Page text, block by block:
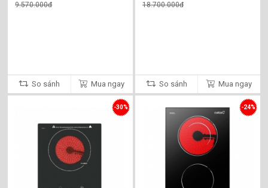
9.570.000đ
So sánh Mua ngay
18.700.000đ
So sánh Mua ngay
-30% -24%